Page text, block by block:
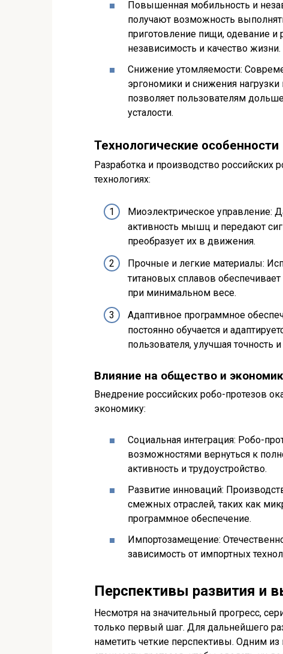
Повышенная мобильность и
получают возможность
приготовление пищи, одевание и
независимость и качество жизни.
Снижение утомляемости:
эргономики и снижения нагрузки
позволяет пользователям
усталости.
Технологические особенности
Разработка и производство российских
технологиях:
Миоэлектрическое управление:
активность мышц и передают
преобразует их в движения.
Прочные и легкие материалы:
титановых сплавов
при минимальном весе.
Адаптивное программное
постоянно обучается и
пользователя, улучшая точность
Влияние на общество и
Внедрение российских робо-протезов
экономику:
Социальная интеграция: Робо-
возможностями вернуться к
активность и трудоустройство.
Развитие инноваций:
смежных отраслей, таких как
программное обеспечение.
Импортозамещение:
зависимость от импортных
Перспективы развития и
Несмотря на значительный прогресс,
только первый шаг. Для дальнейшего
наметить четкие перспективы. Одним